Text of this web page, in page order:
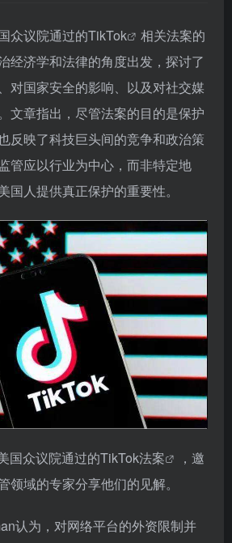
众议院通过的TikTok
相关法案的
经济学和法律的角度出发，探讨了
对国家安全的影响、以及对社交媒
文章指出，尽管法案的目的是保护
反映了科技巨头间的竞争和政治策
管应以行业为中心，而非特定地
国人提供真正保护的重要性。
国众议院通过的TikTok法案
，邀
领域的专家分享他们的见解。
认为，对网络平台的外资限制并